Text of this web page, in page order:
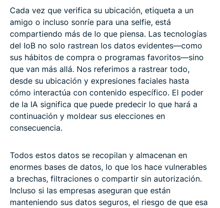
Cada vez que verifica su ubicación, etiqueta a un
amigo o incluso sonríe para una selfie, está
compartiendo más de lo que piensa. Las tecnologías
del IoB no solo rastrean los datos evidentes—como
sus hábitos de compra o programas favoritos—sino
que van más allá. Nos referimos a rastrear todo,
desde su ubicación y expresiones faciales hasta
cómo interactúa con contenido específico. El poder
de la IA significa que puede predecir lo que hará a
continuación y moldear sus elecciones en
consecuencia.
Todos estos datos se recopilan y almacenan en
enormes bases de datos, lo que los hace vulnerables
a brechas, filtraciones o compartir sin autorización.
Incluso si las empresas aseguran que están
manteniendo sus datos seguros, el riesgo de que esa